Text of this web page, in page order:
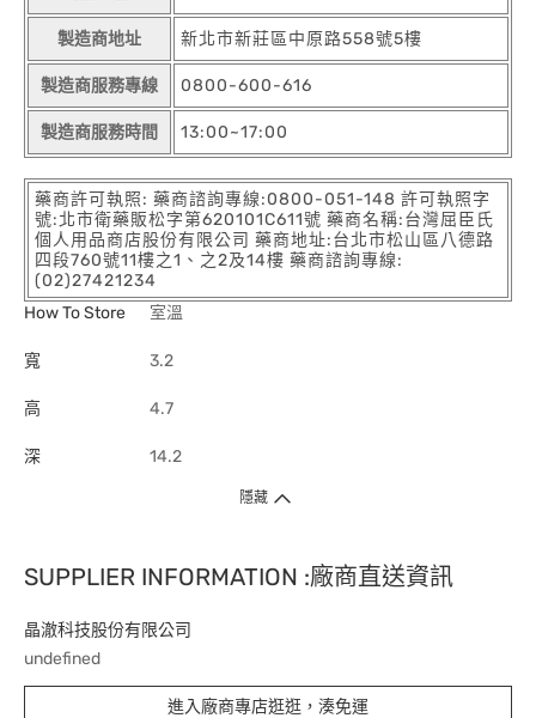
製造商地址 新北市新莊區中原路558號5樓
製造商服務專線 0800-600-616
製造商服務時間 13:00~17:00
藥商許可執照: 藥商諮詢專線:0800-051-148 許可執照字
號:北市衛藥販松字第620101C611號 藥商名稱:台灣屈臣氏
個人用品商店股份有限公司 藥商地址:台北市松山區八德路
四段760號11樓之1、之2及14樓 藥商諮詢專線:
(02)27421234
How To Store
室溫
寬 3.2
高 4.7
深 14.2
隱藏
SUPPLIER INFORMATION :廠商直送資訊
晶澈科技股份有限公司
undefined
進入廠商專店逛逛，湊免運